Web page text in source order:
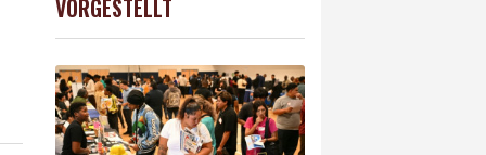
Verteidigungsabkommen
- Festnahme
Markt
0.33%
VORGESTELLT